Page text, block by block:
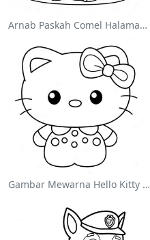
Arnab Paskah Comel Halaman Mewarna
Gambar Mewarna Hello Kitty Comel Dengan Pita